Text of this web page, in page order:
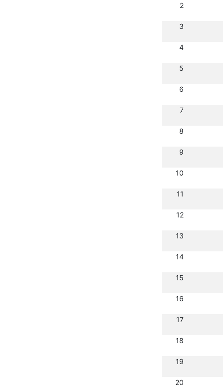
2
3
4
5
6
7
8
9
10
11
12
13
14
15
16
17
18
19
20